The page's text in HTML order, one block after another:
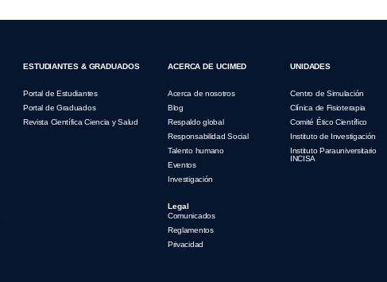
ESTUDIANTES & GRADUADOS
Portal de Estudiantes
Portal de Graduados
Revista Científica Ciencia y Salud
ACERCA DE UCIMED
Acerca de nosotros
Blog
Respaldo global
Responsabilidad Social
Talento humano
Eventos
Investigación
Legal
Comunicados
Reglamentos
Privacidad
UNIDADES
Centro de Simulación
Clínica de Fisioterapia
Comité Ético Científico
Instituto de Investigación
Instituto Parauniversitario
INCISA